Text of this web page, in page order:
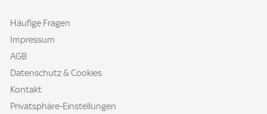
Häufige Fragen
Impressum
AGB
Datenschutz & Cookies
Kontakt
Privatsphäre-Einstellungen